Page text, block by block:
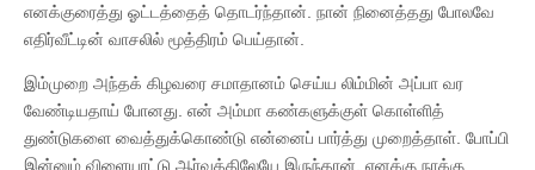
எனக்குரைத்து ஓட்டத்தைத் தொடர்ந்தான். நான் நினைத்தது போலவே
எதிர்வீட்டின் வாசலில் மூத்திரம் பெய்தான்.
இம்முறை அந்தக் கிழவரை சமாதானம் செய்ய லிம்மின் அப்பா வர
வேண்டியதாய் போனது. என் அம்மா கண்களுக்குள் கொள்ளித்
துண்டுகளை வைத்துக்கொண்டு என்னைப் பார்த்து முறைத்தாள். போப்பி
இன்னும் விளையாட்டு ஆர்வத்திலேயே இருந்தான். எனக்கு நாக்கு